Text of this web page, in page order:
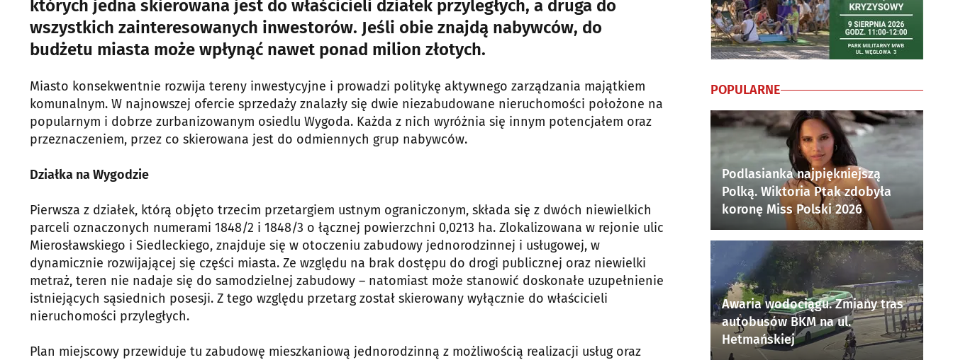
których jedna skierowana jest do właścicieli działek przyległych, a druga do
wszystkich zainteresowanych inwestorów. Jeśli obie znajdą nabywców, do
budżetu miasta może wpłynąć nawet ponad milion złotych.
Miasto konsekwentnie rozwija tereny inwestycyjne i prowadzi politykę aktywnego zarządzania majątkiem
komunalnym. W najnowszej ofercie sprzedaży znalazły się dwie niezabudowane nieruchomości położone na
popularnym i dobrze zurbanizowanym osiedlu Wygoda. Każda z nich wyróżnia się innym potencjałem oraz
przeznaczeniem, przez co skierowana jest do odmiennych grup nabywców.
Działka na Wygodzie
Pierwsza z działek, którą objęto trzecim przetargiem ustnym ograniczonym, składa się z dwóch niewielkich
parceli oznaczonych numerami 1848/2 i 1848/3 o łącznej powierzchni 0,0213 ha. Zlokalizowana w rejonie ulic
Mierosławskiego i Siedleckiego, znajduje się w otoczeniu zabudowy jednorodzinnej i usługowej, w
dynamicznie rozwijającej się części miasta. Ze względu na brak dostępu do drogi publicznej oraz niewielki
metraż, teren nie nadaje się do samodzielnej zabudowy – natomiast może stanowić doskonałe uzupełnienie
istniejących sąsiednich posesji. Z tego względu przetarg został skierowany wyłącznie do właścicieli
nieruchomości przyległych.
Plan miejscowy przewiduje tu zabudowę mieszkaniową jednorodzinną z możliwością realizacji usług oraz
POPULARNE
Podlasianka najpiękniejszą
Polką. Wiktoria Ptak zdobyła
koronę Miss Polski 2026
Awaria wodociągu. Zmiany tras
autobusów BKM na ul.
Hetmańskiej